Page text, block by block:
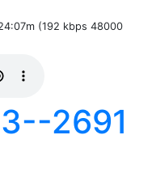
(192 kbps 48000
2691